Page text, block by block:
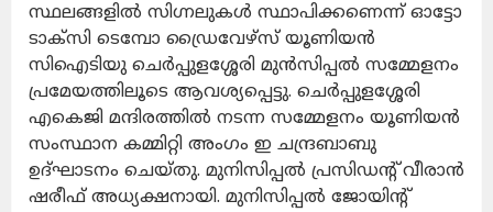
സ്ഥലങ്ങളിൽ സിഗ്നലുകൾ സ്ഥാപിക്കണെന്ന് ഓട്ടോ
ടാക്സി ടെമ്പോ ഡ്രൈവേഴ്‌സ് യൂണിയൻ
സിഐടിയു ചെർപ്പുളശ്ശേരി മുൻസിപ്പൽ സമ്മേളനം
പ്രമേയത്തിലൂടെ ആവശ്യപ്പെട്ടു. ചെർപ്പുളശ്ശേരി
എകെജി മന്ദിരത്തിൽ നടന്ന സമ്മേളനം യൂണിയൻ
സംസ്ഥാന കമ്മിറ്റി അംഗം ഇ ചന്ദ്രബാബു
ഉദ്ഘാടനം ചെയ്തു. മുനിസിപ്പൽ പ്രസിഡന്റ്‌ വീരാൻ
ഷരീഫ് അധ്യക്ഷനായി. മുനിസിപ്പൽ ജോയിന്റ്